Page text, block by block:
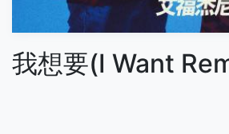
我想要(I Want